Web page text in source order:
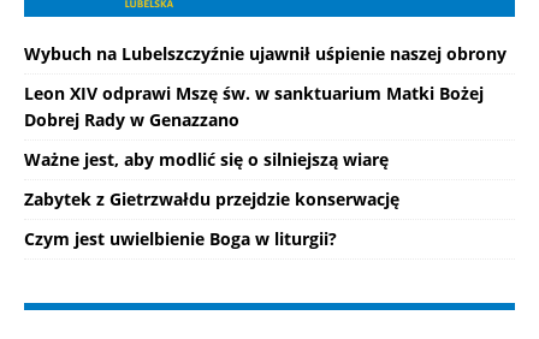
Wybuch na Lubelszczyźnie ujawnił uśpienie naszej obrony
Leon XIV odprawi Mszę św. w sanktuarium Matki Bożej
Dobrej Rady w Genazzano
Ważne jest, aby modlić się o silniejszą wiarę
Zabytek z Gietrzwałdu przejdzie konserwację
Czym jest uwielbienie Boga w liturgii?